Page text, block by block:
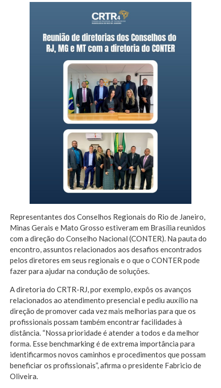
Representantes dos Conselhos Regionais do Rio de Janeiro,
Minas Gerais e Mato Grosso estiveram em Brasília reunidos
com a direção do Conselho Nacional (CONTER). Na pauta do
encontro, assuntos relacionados aos desafios encontrados
pelos diretores em seus regionais e o que o CONTER pode
fazer para ajudar na condução de soluções.
A diretoria do CRTR-RJ, por exemplo, expôs os avanços
relacionados ao atendimento presencial e pediu auxílio na
direção de promover cada vez mais melhorias para que os
profissionais possam também encontrar facilidades à
distância. “Nossa prioridade é atender a todos e da melhor
forma. Esse benchmarking é de extrema importância para
identificarmos novos caminhos e procedimentos que possam
beneficiar os profissionais”, afirma o presidente Fabricio de
Oliveira.